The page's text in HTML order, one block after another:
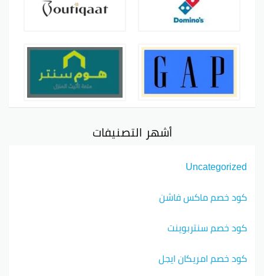
أشهر التصنيفات
Uncategorized
كود خصم ماكس فاشن
كود خصم سنتربوينت
كود خصم امريكان ايجل